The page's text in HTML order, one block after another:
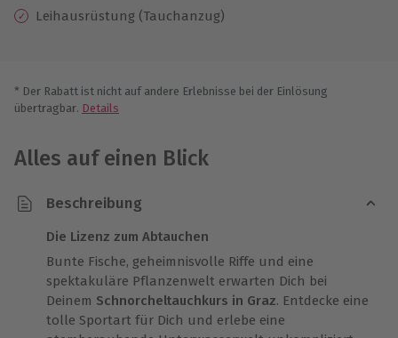
Leihausrüstung (Tauchanzug)
* Der Rabatt ist nicht auf andere Erlebnisse bei der Einlösung
übertragbar. Details
Alles auf einen Blick
Beschreibung
Die Lizenz zum Abtauchen
Bunte Fische, geheimnisvolle Riffe und eine
spektakuläre Pflanzenwelt erwarten Dich bei
Deinem Schnorcheltauchkurs in Graz. Entdecke eine
tolle Sportart für Dich und erlebe eine